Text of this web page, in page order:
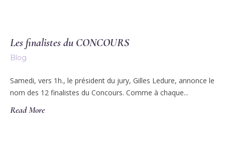
Les finalistes du CONCOURS
Blog
Samedi, vers 1h., le président du jury, Gilles Ledure, annonce le
nom des 12 finalistes du Concours. Comme à chaque...
Read More